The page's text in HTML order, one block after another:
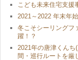
こども未来住宅支援
2021～2022 年末年
冬こそシーリングフ
躍！？
2021年の唐津くん
間・巡行ルートを厳